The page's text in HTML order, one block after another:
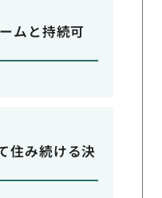
ムと持続可
住み続ける決